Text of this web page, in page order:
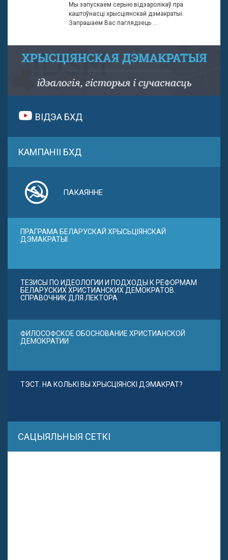
Мы запускаем серыю відэаролікаў пра
каштоўнасці хрысціянскай дэмакратыі.
Запрашаем Вас паглядзець ...
ВІДЭА БХД
КАМПАНІІ БХД
ПАКАЯННЕ
ПРАГРАМА БЕЛАРУСКАЙ ХРЫСЬЦІЯНСКАЙ
ДЭМАКРАТЫІ
ТЕЗИСЫ ПО ИДЕОЛОГИИ И ПОДХОДЫ К РЕФОРМАМ
БЕЛАРУСКИХ ХРИСТИАНСКИХ ДЕМОКРАТОВ.
СПРАВОЧНИК ДЛЯ ЛЕКТОРА
ФИЛОСОФСКОЕ ОБОСНОВАНИЕ ХРИСТИАНСКОЙ
ДЕМОКРАТИИ
ТЭСТ. НА КОЛЬКІ ВЫ ХРЫСЦІЯНСКІ ДЭМАКРАТ?
САЦЫЯЛЬНЫЯ СЕТКІ